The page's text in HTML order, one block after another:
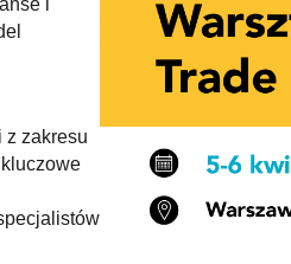
i
z zakresu